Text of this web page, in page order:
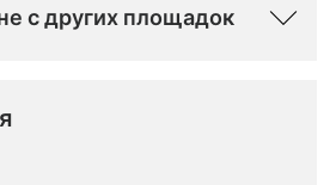
с других площадок